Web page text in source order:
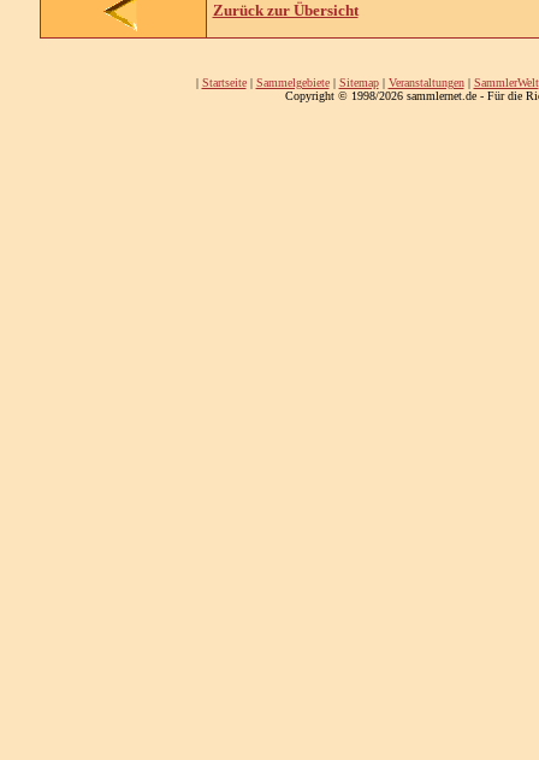
Zurück zur Übersicht
| Startseite| Sammelgebiete| Sitemap| Veranstaltungen| SammlerWelt
Copyright © 1998/2026 sammlernet.de - Für die